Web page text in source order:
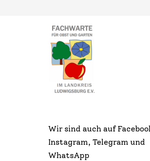
Wir sind auch auf
Instagram, Telegram und
WhatsApp